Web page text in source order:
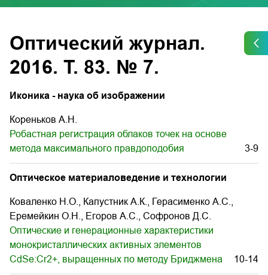
Оптический журнал.
2016. Т. 83. № 7.
Иконика - наука об изображении
Кореньков А.Н.
Робастная регистрация облаков точек на основе
метода максимального правдоподобия
3-9
Оптическое материаловедение и технологии
Коваленко Н.О., Капустник А.К., Герасименко А.С.,
Еремейкин О.Н., Егоров А.С., Софронов Д.С.
Оптические и генерационные характеристики
монокристаллических активных элементов
CdSe:Cr2+, выращенных по методу Бриджмена
10-14